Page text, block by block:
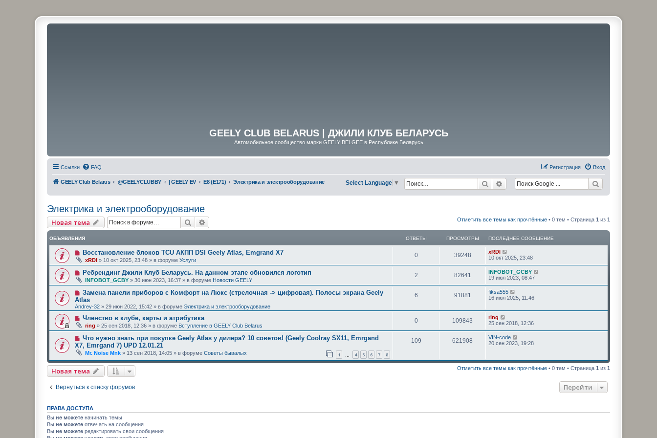
GEELY CLUB BELARUS | ДЖИЛИ КЛУБ БЕЛАРУСЬ
Автомобильное сообщество марки GEELY|BELGEE в Республике Беларусь
Ссылки FAQ Вход
Регистрация
GEELY Club Belarus @GEELYCLUBBY | GEELY EV E8 (E171) Электрика и электрооборудование Поиск Расширенный поиск
Select Language ▼
Электрика и электрооборудование
Новая тема Поиск Отметить все темы как прочтённые • 0 тем • Страница 1 из 1
ОБЪЯВЛЕНИЯ ОТВЕТЫ ПРОСМОТРЫ ПОСЛЕДНЕЕ СООБЩЕНИЕ
Восстановление блоков TCU АКПП DSI Geely Atlas, Emgrand X7
xRDI » 10 окт 2025, 23:48 » в форуме Услуги
0 39248
xRDI
10 окт 2025, 23:48
Ребрендинг Джили Клуб Беларусь. На данном этапе обновился логотип
INFOBOT_GCBY » 30 июн 2023, 16:37 » в форуме Новости GEELY
2 82641
INFOBOT_GCBY
19 июл 2023, 08:47
Замена панели приборов с Комфорт на Люкс (стрелочная -> цифровая). Полосы экрана Geely
Atlas
Andrey-32 » 29 июн 2022, 15:42 » в форуме Электрика и электрооборудование
6 91881
fiksa555
16 июл 2025, 11:46
Членство в клубе, карты и атрибутика
ring » 25 сен 2018, 12:36 » в форуме Вступление в GEELY Club Belarus
0 109843
ring
25 сен 2018, 12:36
Что нужно знать при покупке Geely Atlas у дилера? 10 советов! (Geely Coolray SX11, Emrgand
X7, Emrgand 7) UPD 12.01.21
Mr. Noise Mnk » 13 сен 2018, 14:05 » в форуме Советы бывалых 1 4 5 6 7 8
109 621908
VIN-code
20 сен 2023, 19:28
Новая тема Отметить все темы как прочтённые • 0 тем • Страница 1 из 1
Вернуться к списку форумов Перейти
ПРАВА ДОСТУПА
Вы не можете начинать темы
Вы не можете отвечать на сообщения
Вы не можете редактировать свои сообщения